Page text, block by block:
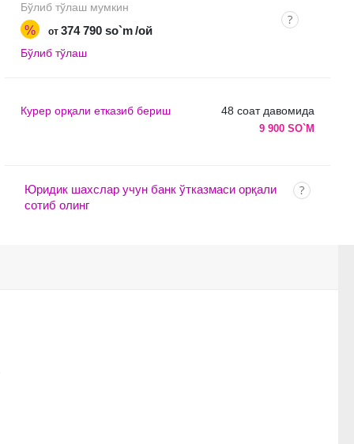
Бўлиб тўлаш мумкин
% от 374 790 so`m /ой
Бўлиб тўлаш
Курер орқали етказиб бериш 48 соат давомида
9 900 SO`M
Юридик шахслар учун банк ўтказмаси орқали
сотиб олинг